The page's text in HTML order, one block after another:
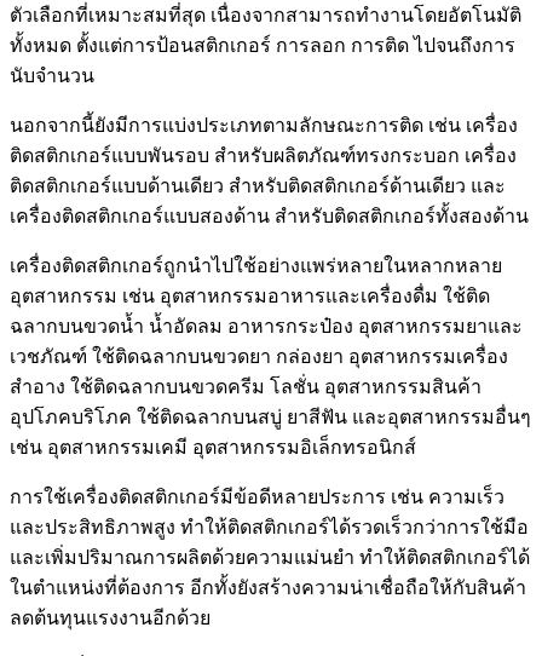
ตัวเลือกที่เหมาะสมที่สุด เนื่องจากสามารถทำงานโดยอัตโนมัติ
ทั้งหมด ตั้งแต่การป้อนสติกเกอร์ การลอก การติด ไปจนถึงการ
นับจำนวน
นอกจากนี้ยังมีการแบ่งประเภทตามลักษณะการติด เช่น เครื่อง
ติดสติกเกอร์แบบพันรอบ สำหรับผลิตภัณฑ์ทรงกระบอก เครื่อง
ติดสติกเกอร์แบบด้านเดียว สำหรับติดสติกเกอร์ด้านเดียว และ
เครื่องติดสติกเกอร์แบบสองด้าน สำหรับติดสติกเกอร์ทั้งสองด้าน
เครื่องติดสติกเกอร์ถูกนำไปใช้อย่างแพร่หลายในหลากหลาย
อุตสาหกรรม เช่น อุตสาหกรรมอาหารและเครื่องดื่ม ใช้ติด
ฉลากบนขวดน้ำ น้ำอัดลม อาหารกระป๋อง อุตสาหกรรมยาและ
เวชภัณฑ์ ใช้ติดฉลากบนขวดยา กล่องยา อุตสาหกรรมเครื่อง
สำอาง ใช้ติดฉลากบนขวดครีม โลชั่น อุตสาหกรรมสินค้า
อุปโภคบริโภค ใช้ติดฉลากบนสบู่ ยาสีฟัน และอุตสาหกรรมอื่นๆ
เช่น อุตสาหกรรมเคมี อุตสาหกรรมอิเล็กทรอนิกส์
การใช้เครื่องติดสติกเกอร์มีข้อดีหลายประการ เช่น ความเร็ว
และประสิทธิภาพสูง ทำให้ติดสติกเกอร์ได้รวดเร็วกว่าการใช้มือ
และเพิ่มปริมาณการผลิตด้วยความแม่นยำ ทำให้ติดสติกเกอร์ได้
ในตำแหน่งที่ต้องการ อีกทั้งยังสร้างความน่าเชื่อถือให้กับสินค้า
ลดต้นทุนแรงงานอีกด้วย